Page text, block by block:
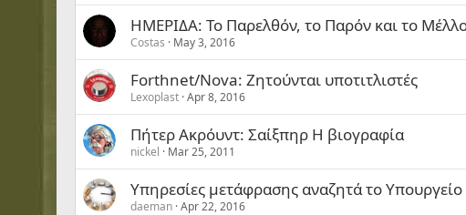
ΗΜΕΡΙΔΑ: Το Παρελθόν, το Παρόν και το
Costas May 3, 2016
Forthnet/Nova: Ζητούνται υποτιτλιστές
Lexoplast Apr 8, 2016
Πήτερ Ακρόυντ: Σαίξπηρ Η βιογραφία
nickel Mar 25, 2011
Υπηρεσίες μετάφρασης αναζητά το Υπουργείο
daeman Apr 22, 2016